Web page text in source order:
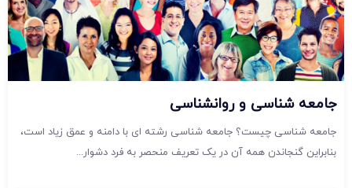
جامعه شناسی و روانشناسی
جامعه شناسی چیست؟ جامعه شناسی رشته ای با دامنه و عمق زیاد است،
بنابراین گنجاندن همه آن در یک تعریف منحصر به فرد دشوار...